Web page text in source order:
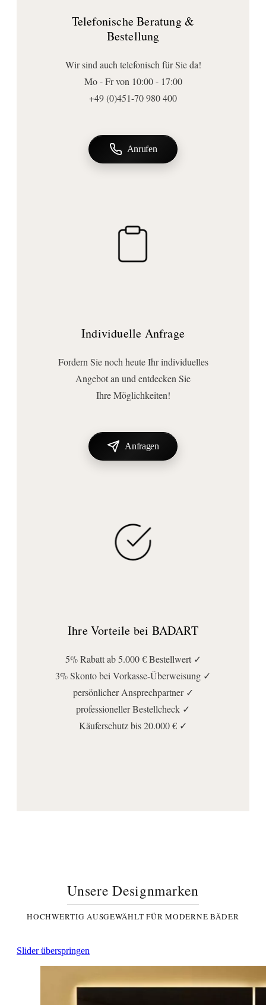
Form:
Montageart:
Bemerkung:
Bitte bestellen Sie den passenden Duschabzieher separat.
Telefonische Beratung &
Bestellung
Wir sind auch telefonisch für Sie da!
Mo - Fr von 10:00 - 17:00
+49 (0)451-70 980 400
Anrufen
Individuelle Anfrage
Fordern Sie noch heute Ihr individuelles
Angebot an und entdecken Sie
Ihre Möglichkeiten!
Anfragen
Ihre Vorteile bei BADART
5% Rabatt ab 5.000 € Bestellwert ✓
3% Skonto bei Vorkasse-Überweisung ✓
persönlicher Ansprechpartner ✓
professioneller Bestellcheck ✓
Käuferschutz bis 20.000 € ✓
Unsere Designmarken
HOCHWERTIG AUSGEWÄHLT FÜR MODERNE BÄDER
Slider überspringen